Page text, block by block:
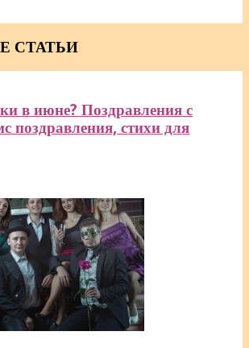
СТАТЬИ
в июне? Поздравления с
поздравления, стихи для